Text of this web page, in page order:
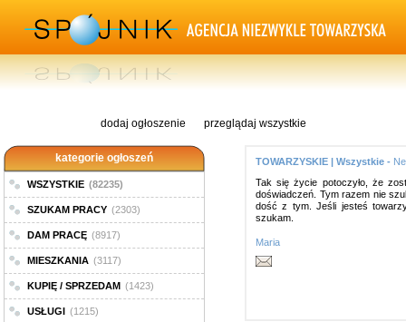
dodaj ogłoszenie przeglądaj wszystkie
kategorie ogłoszeń
WSZYSTKIE (82235)
SZUKAM PRACY (2303)
DAM PRACĘ (8917)
MIESZKANIA (3117)
KUPIĘ / SPRZEDAM (1423)
USŁUGI (1215)
TOWARZYSKIE | Wszystkie -
Tak się życie potoczyło, że
doświadczeń. Tym razem nie
dość z tym. Jeśli jesteś
szukam.
Maria